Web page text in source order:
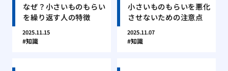
なぜ？小さいものもらい
を繰り返す人の特徴
2025.11.15
知識
小さいものもらいを悪化
させないための注意点
2025.11.07
知識